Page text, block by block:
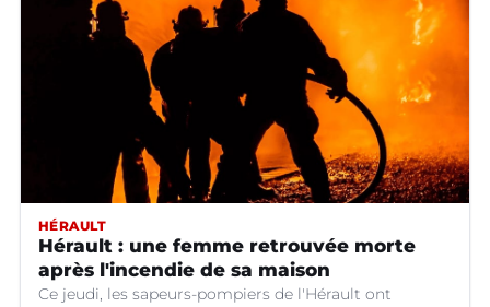
HÉRAULT
Hérault : une femme retrouvée morte
après l'incendie de sa maison
Ce jeudi, les sapeurs-pompiers de l'Hérault ont